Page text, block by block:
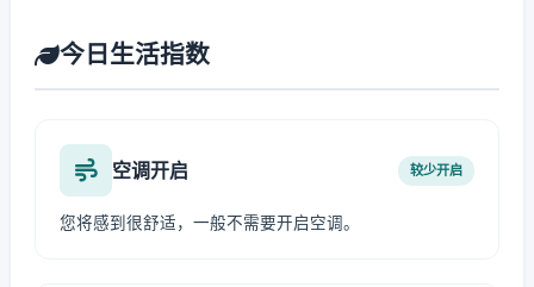
今日生活指数
空调开启 较少开启
您将感到很舒适，一般不需要开启空调。